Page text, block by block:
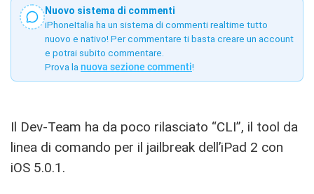
Nuovo sistema di commenti
iPhoneItalia ha un sistema di commenti realtime tutto
nuovo e nativo! Per commentare ti basta creare un account
e potrai subito commentare.
Prova la nuova sezione commenti!
Il Dev-Team ha da poco rilasciato “CLI”, il tool da
linea di comando per il jailbreak dell’iPad 2 con
iOS 5.0.1.